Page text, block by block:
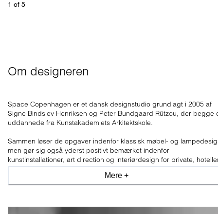
1 of 5
Om designeren
Space Copenhagen er et dansk designstudio grundlagt i 2005 af
Signe Bindslev Henriksen og Peter Bundgaard Rützou, der begge
uddannede fra Kunstakademiets Arkitektskole.
Sammen løser de opgaver indenfor klassisk møbel- og
men gør sig også yderst positivt bemærket indenfor
kunstinstallationer, art direction og interiørdesign for private,
og restauranter over hele verden.
Mere +